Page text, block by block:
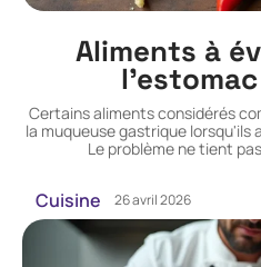
Aliments à
Certains aliments considérés
la muqueuse gastrique lorsqu'ils
Le problème ne tient
Cuisine 26 avril 2026